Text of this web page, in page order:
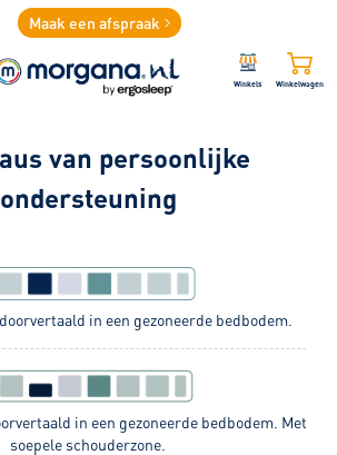
Maak een afspraak
Winkels Winkelwagen
van persoonlijke
ondersteuning
in een gezoneerde bedbodem.
in een gezoneerde bedbodem. Met
soepele schouderzone.